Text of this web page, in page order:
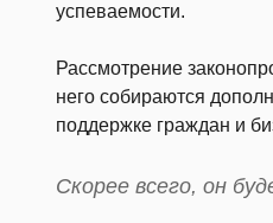
успеваемости.
Рассмотрение
него собираются
поддержке граждан и
Скорее всего, он